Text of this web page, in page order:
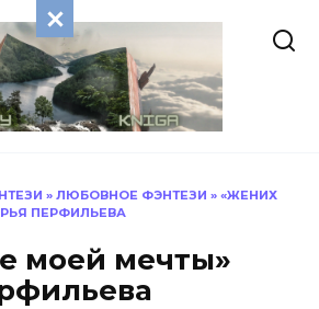
» ЛЮБОВНОЕ ФЭНТЕЗИ » «ЖЕНИХ
ПЕРФИЛЬЕВА
моей мечты»